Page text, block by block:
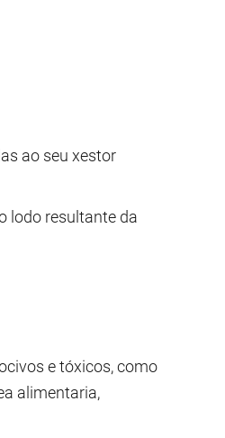
ao seu xestor
lodo resultante da
e tóxicos, como
alimentaria,